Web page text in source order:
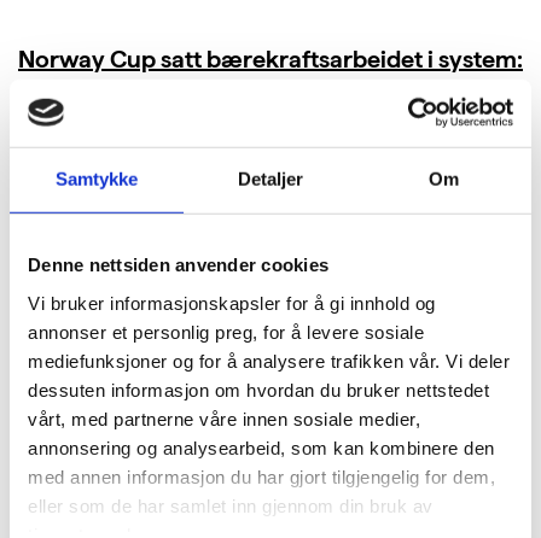
Samtykke Detaljer Om
Denne nettsiden anvender cookies
Vi bruker informasjonskapsler for å gi innhold og
annonser et personlig preg, for å levere sosiale
mediefunksjoner og for å analysere trafikken vår. Vi deler
dessuten informasjon om hvordan du bruker nettstedet
vårt, med partnerne våre innen sosiale medier,
annonsering og analysearbeid, som kan kombinere den
med annen informasjon du har gjort tilgjengelig for dem,
eller som de har samlet inn gjennom din bruk av
Norway Cup satt bærekraftsarbeidet i system:
LES MER